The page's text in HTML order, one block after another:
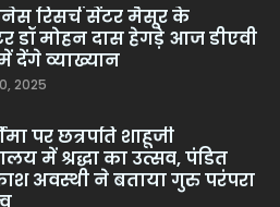
रिसर्च सेंटर मैसूर के
डॉ मोहन दास हेगड़े आज डीएवी
देंगे व्याख्यान
2025
पर छत्रपति शाहूजी
में श्रद्धा का उत्सव, पंडित
अवस्थी ने बताया गुरु परंपरा